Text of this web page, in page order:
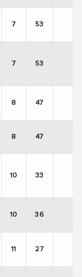
7 53
7 53
8 47
8 47
10 33
10 36
11 27